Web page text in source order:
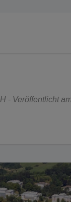
- Veröffentlicht